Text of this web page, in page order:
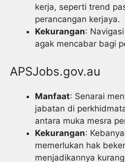
kerja, seperti trend
perancangan kerjaya.
Kekurangan:
agak mencabar bagi
APSJobs.gov.au
Manfaat: Senarai
jabatan di
antara muka mesra
Kekurangan:
memerlukan hak
menjadikannya